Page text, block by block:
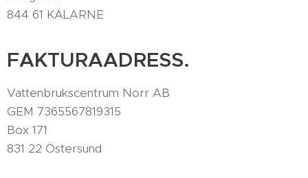
844 61 KÄLARNE
FAKTURAADRESS.
Vattenbrukscentrum Norr AB
GEM 7365567819315
Box 171
831 22 Östersund